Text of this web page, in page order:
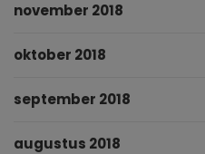
november 2018
oktober 2018
september 2018
augustus 2018